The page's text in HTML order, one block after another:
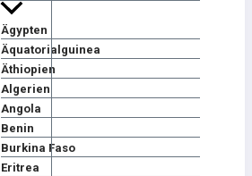
Ägypten
Äquatorialguinea
Äthiopien
Algerien
Angola
Benin
Burkina Faso
Eritrea